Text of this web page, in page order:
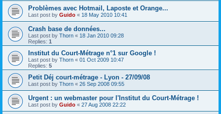
Problèmes avec Hotmail, Laposte et Orange...
Last post by Guido « 18 May 2010 10:41
Crash base de données...
Last post by Thorn « 18 Jan 2010 09:28
Replies: 1
Institut du Court-Métrage n°1 sur Google !
Last post by Thorn « 01 Oct 2009 10:47
Replies: 5
Petit Déj court-métrage - Lyon - 27/09/08
Last post by Thorn « 26 Sep 2008 09:55
Urgent : un webmaster pour l'Institut du Court-Métrage !
Last post by Guido « 27 Aug 2008 22:22